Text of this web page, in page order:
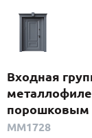
С реечным
ПО НАЗНАЧЕНИЮ
ПО КОНСТРУКЦИИ
Популярные
Входная
порошковым
ММ1728